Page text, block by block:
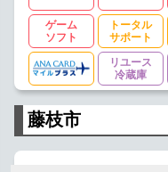
ゲーム
ソフト
トータル
サポート
リユース
冷蔵庫
藤枝市